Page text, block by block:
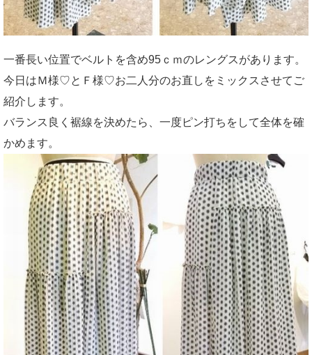
一番長い位置でベルトを含め95ｃｍのレングスがあります。
今日はＭ様♡とＦ様♡お二人分のお直しをミックスさせてご
紹介します。
バランス良く裾線を決めたら、一度ピン打ちをして全体を確
かめます。